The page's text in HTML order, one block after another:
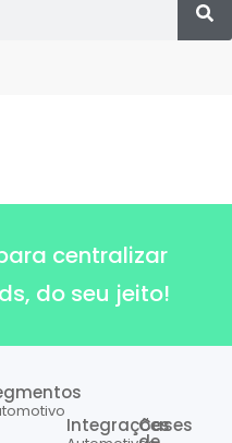
centralizar
do seu jeito!
Integrações
Cases